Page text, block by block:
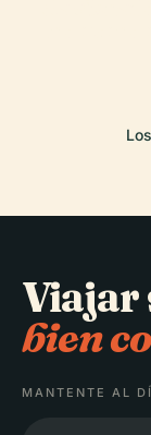
Viajar
bien
MANTENTE AL